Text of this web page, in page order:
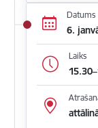
Datums
6.
Laiks